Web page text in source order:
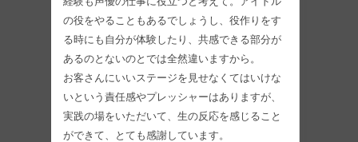
の役をやることもあるでしょうし、役作りをす
る時にも自分が体験したり、共感できる部分が
あるのとないのとでは全然違いますから。
お客さんにいいステージを見せなくてはいけな
いという責任感やプレッシャーはありますが、
実践の場をいただいて、生の反応を感じること
ができて、とても感謝しています。